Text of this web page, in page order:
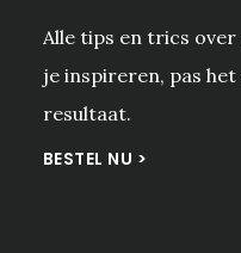
Alle tips en trics over
je inspireren, pas
resultaat.
BESTEL NU >